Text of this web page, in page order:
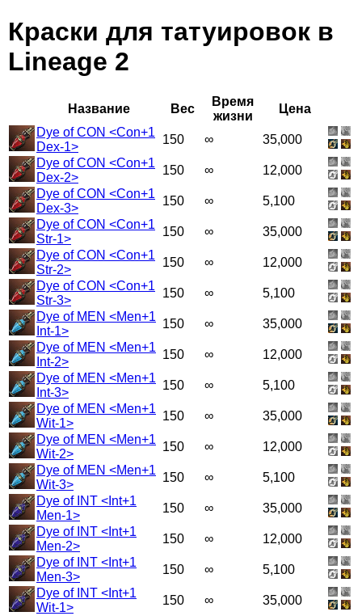
Краски для татуировок в
Lineage 2
Название Вес
Время
жизни
Цена
Dye of CON <Con+1
Dex-1>
150 ∞
35,000
Dye of CON <Con+1
Dex-2>
150 ∞
12,000
Dye of CON <Con+1
Dex-3>
150 ∞
5,100
Dye of CON <Con+1
Str-1>
150 ∞
35,000
Dye of CON <Con+1
Str-2>
150 ∞
12,000
Dye of CON <Con+1
Str-3>
150 ∞
5,100
Dye of MEN <Men+1
Int-1>
150 ∞
35,000
Dye of MEN <Men+1
Int-2>
150 ∞
12,000
Dye of MEN <Men+1
Int-3>
150 ∞
5,100
Dye of MEN <Men+1
Wit-1>
150 ∞
35,000
Dye of MEN <Men+1
Wit-2>
150 ∞
12,000
Dye of MEN <Men+1
Wit-3>
150 ∞
5,100
Dye of INT <Int+1
Men-1>
150 ∞
35,000
Dye of INT <Int+1
Men-2>
150 ∞
12,000
Dye of INT <Int+1
Men-3>
150 ∞
5,100
Dye of INT <Int+1
Wit-1>
150 ∞
35,000